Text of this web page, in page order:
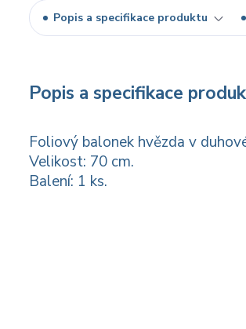
Popis a specifikace produktu
Popis a specifikace
Foliový balonek hvězda v
Velikost: 70 cm.
Balení: 1 ks.